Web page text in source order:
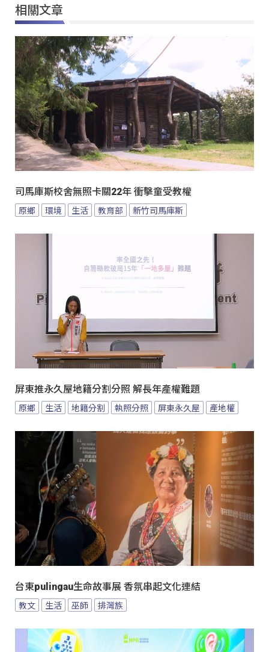
相關文章
司馬庫斯校舍無照卡關22年 衝擊童受教權
原鄉 環境 生活 教育部 新竹司馬庫斯
屏東推永久屋地籍分割分照 解長年產權難題
原鄉 生活 地籍分割 執照分照 屏東永久屋 產地權
台東pulingau生命故事展 香氛串起文化連結
教文 生活 巫師 排灣族